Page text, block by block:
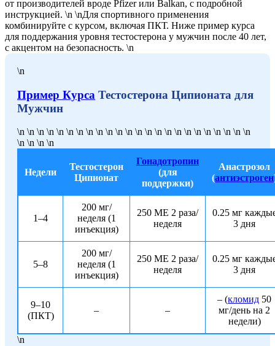
от производителей вроде Pfizer или Balkan, с подробной
инструкцией. \n \nДля спортивного применения
комбинируйте с курсом, включая ПКТ. Ниже пример курса
для поддержания уровня тестостерона у мужчин после 40 лет,
с акцентом на безопасность. \n
\n
Пример Курса Тестостерона Ципионата для
Мужчин
\n \n \n \n \n \n \n \n \n \n \n \n \n \n \n \n \n \n \n \n \n \n \n \n
\n \n \n \n
Недели
Тестостерон
Ципионат
Гонадотропин
(для
поддержки)
Анастрозол
(антиэстроген
1–4
200 мг/
неделя (1
инъекция)
250 МЕ 2 раза/
неделя
0.25 мг
3 дня
5–8
200 мг/
неделя (1
инъекция)
250 МЕ 2 раза/
неделя
0.25 мг
3 дня
9–10
(ПКТ)
– –
– (кломид 50
мг/день на 2
недели)
\n